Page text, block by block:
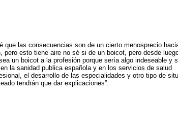
que las consecuencias son de un cierto menosprecio
esto tiene aire no sé si de un boicot, pero desde
un boicot a la profesión porque sería algo indeseable y
la sanidad publica española y en los servicios de salud
el desarrollo de las especialidades y otro tipo de
tendrán que dar explicaciones”.